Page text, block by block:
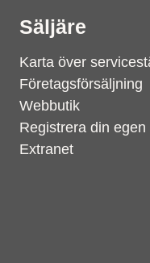
Säljäre
Karta över
Företagsförsäljning
Webbutik
Registrera din egen
Extranet